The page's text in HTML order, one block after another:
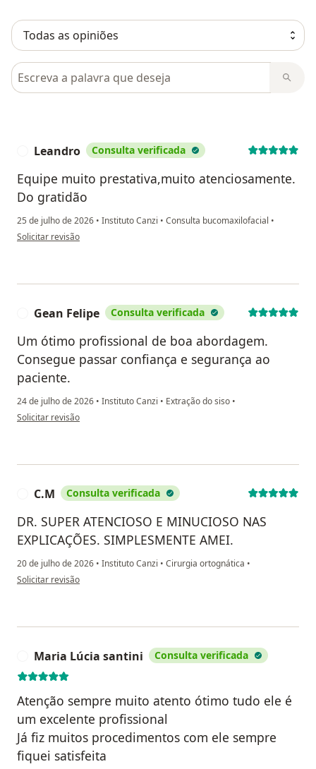
Pesquisar em opiniões
Leandro Consulta verificada
Equipe muito prestativa,muito atenciosamente.
Do gratidão
25 de julho de 2026 • Instituto Canzi • Consulta bucomaxilofacial •
na opinião do utilizador Leandro
Solicitar revisão
Gean Felipe Consulta verificada
Um ótimo profissional de boa abordagem.
Consegue passar confiança e segurança ao
paciente.
24 de julho de 2026 • Instituto Canzi • Extração do siso •
na opinião do utilizador Gean Felipe
Solicitar revisão
C.M Consulta verificada
DR. SUPER ATENCIOSO E MINUCIOSO NAS
EXPLICAÇÕES. SIMPLESMENTE AMEI.
20 de julho de 2026 • Instituto Canzi • Cirurgia ortognática •
na opinião do utilizador C.M
Solicitar revisão
Maria Lúcia santini Consulta verificada
Atenção sempre muito atento ótimo tudo ele é
um excelente profissional
Já fiz muitos procedimentos com ele sempre
fiquei satisfeita